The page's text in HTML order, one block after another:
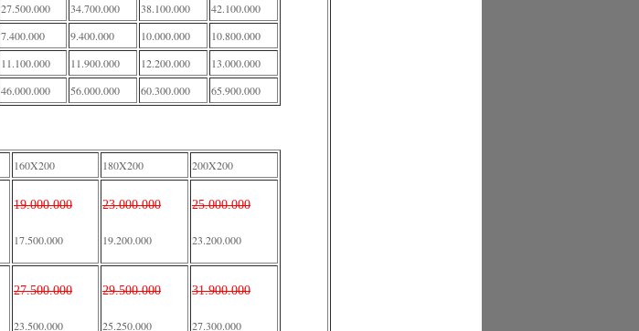
27.500.000 34.700.000 38.100.000
42.100.000
7.400.000 9.400.000 10.000.000
10.800.000
11.100.000 11.900.000 12.200.000
13.000.000
46.000.000 56.000.000 60.300.000 65.900.000
160X200 180X200 200X200
19.000.000
17.500.000
23.000.000
19.200.000
25.000.000
23.200.000
27.500.000
23.500.000
29.500.000
25.250.000
31.900.000
27.300.000